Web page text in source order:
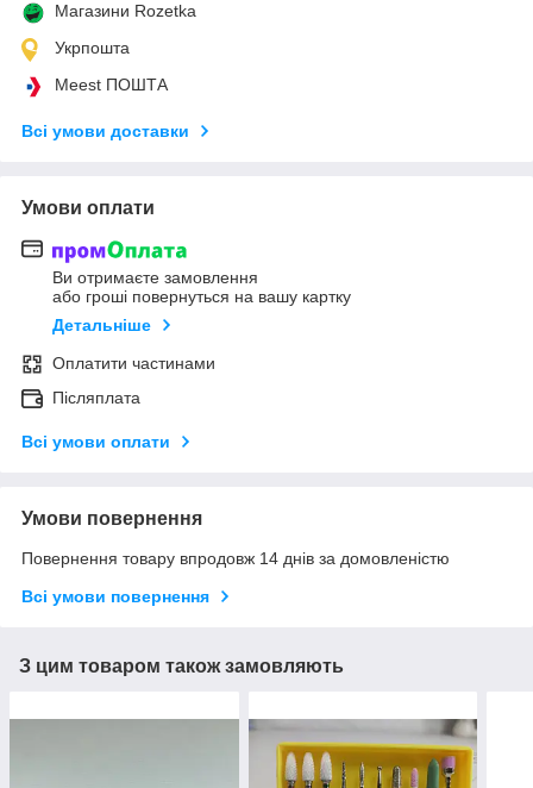
Магазини Rozetka
Укрпошта
Meest ПОШТА
Всі умови доставки
Умови оплати
Ви отримаєте замовлення
або гроші повернуться на вашу картку
Детальніше
Оплатити частинами
Післяплата
Всі умови оплати
Умови повернення
Повернення товару впродовж 14 днів за домовленістю
Всі умови повернення
З цим товаром також замовляють